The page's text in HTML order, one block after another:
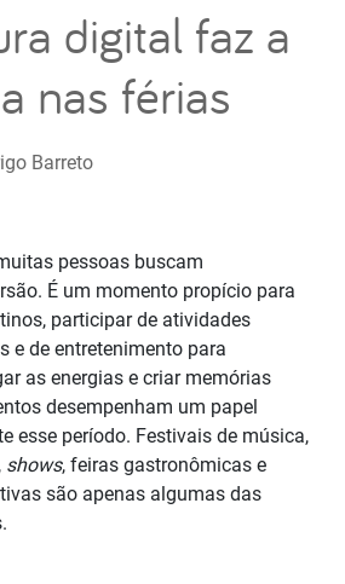
digital faz a
nas férias
Barreto
pessoas buscam
É um momento propício para
participar de atividades
e de entretenimento para
as energias e criar memórias
desempenham um papel
esse período. Festivais de música,
shows, feiras gastronômicas e
são apenas algumas das